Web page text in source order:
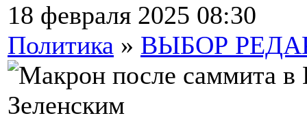
18 февраля 2025 08:30
Политика » ВЫБОР